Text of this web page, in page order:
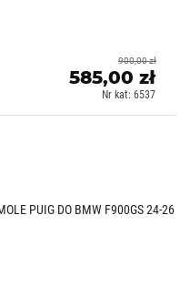
585,00 zł
900,00 zł
Nr kat: 6537
PUIG DO BMW F900GS 24-26